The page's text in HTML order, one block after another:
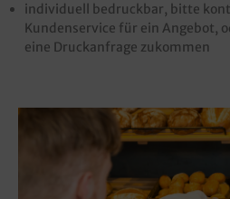
individuell bedruckbar, bitte
Kundenservice für ein Angebot,
eine Druckanfrage zukommen